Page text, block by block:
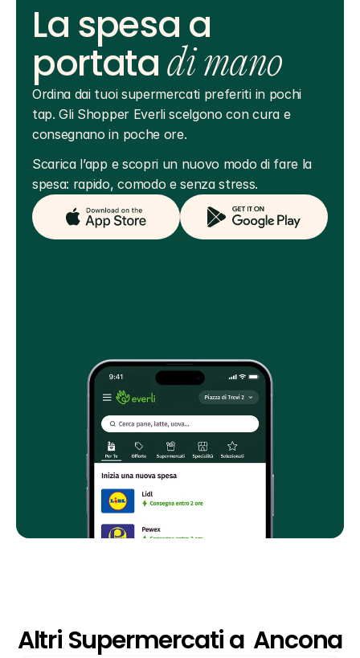
La spesa a
portatadi mano
Ordina dai tuoi supermercati preferiti in pochi
tap. Gli Shopper Everli scelgono con cura e
consegnano in poche ore.
Scarica l’app e scopri un nuovo modo di fare la
spesa: rapido, comodo e senza stress.
Altri Supermercati a  Ancona